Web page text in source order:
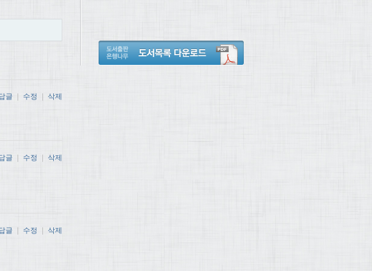
글 수정 삭제
글 | 수정 | 삭제
글 | 수정 | 삭제